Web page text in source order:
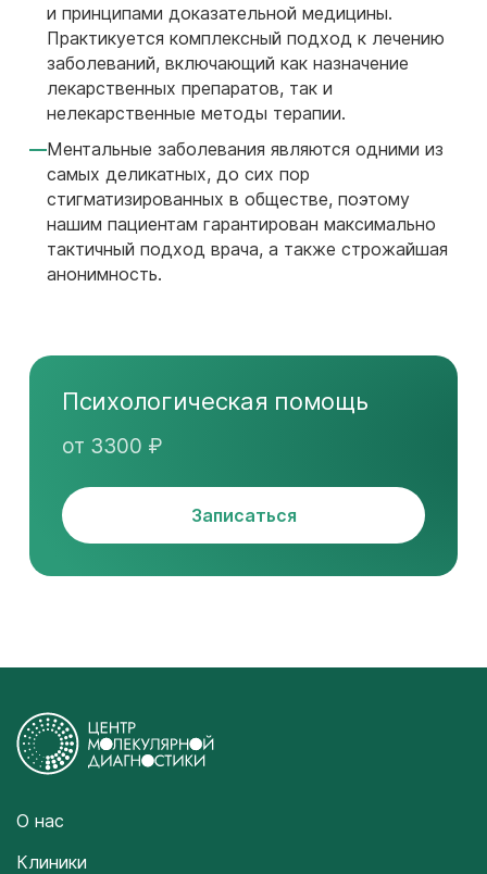
и принципами доказательной медицины.
Практикуется комплексный подход к лечению
заболеваний, включающий как назначение
лекарственных препаратов, так и
нелекарственные методы терапии.
Ментальные заболевания являются одними из
самых деликатных, до сих пор
стигматизированных в обществе, поэтому
нашим пациентам гарантирован максимально
тактичный подход врача, а также строжайшая
анонимность.
Психологическая помощь
от 3300 ₽
Записаться
О нас
Клиники